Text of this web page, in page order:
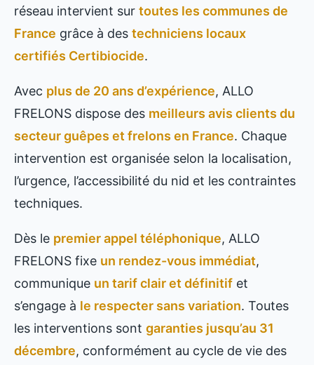
réseau intervient sur toutes les communes de
France grâce à des techniciens locaux
certifiés Certibiocide.
Avec plus de 20 ans d’expérience, ALLO
FRELONS dispose des meilleurs avis clients du
secteur guêpes et frelons en France. Chaque
intervention est organisée selon la localisation,
l’urgence, l’accessibilité du nid et les contraintes
techniques.
Dès le premier appel téléphonique, ALLO
FRELONS fixe un rendez-vous immédiat,
communique un tarif clair et définitif et
s’engage à le respecter sans variation. Toutes
les interventions sont garanties jusqu’au 31
décembre, conformément au cycle de vie des